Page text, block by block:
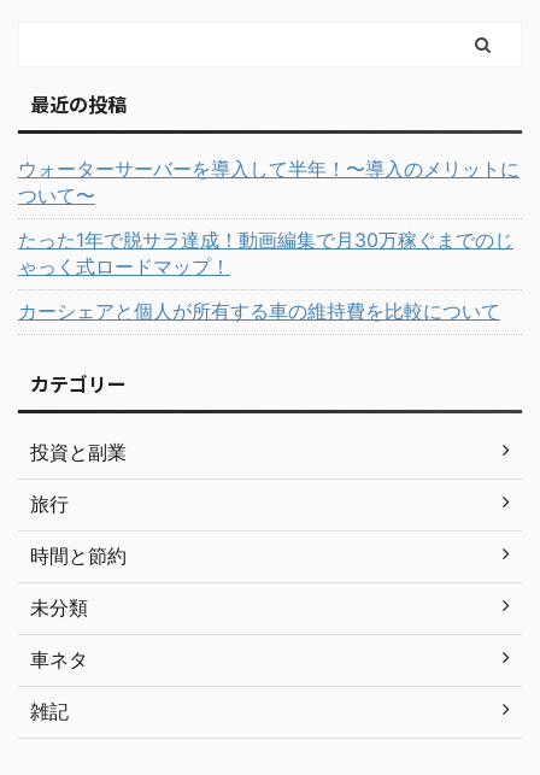
最近の投稿
ウォーターサーバーを導入して半年！〜導入のメリットに
ついて〜
たった1年で脱サラ達成！動画編集で月30万稼ぐまでのじ
ゃっく式ロードマップ！
カーシェアと個人が所有する車の維持費を比較について
カテゴリー
投資と副業
旅行
時間と節約
未分類
車ネタ
雑記